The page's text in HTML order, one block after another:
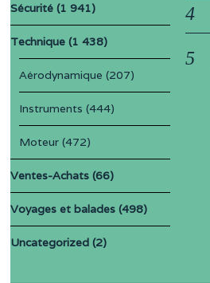
Sécurité (1 941)
Technique (1 438)
Aérodynamique (207)
Instruments (444)
Moteur (472)
Ventes-Achats (66)
Voyages et balades (498)
Uncategorized (2)